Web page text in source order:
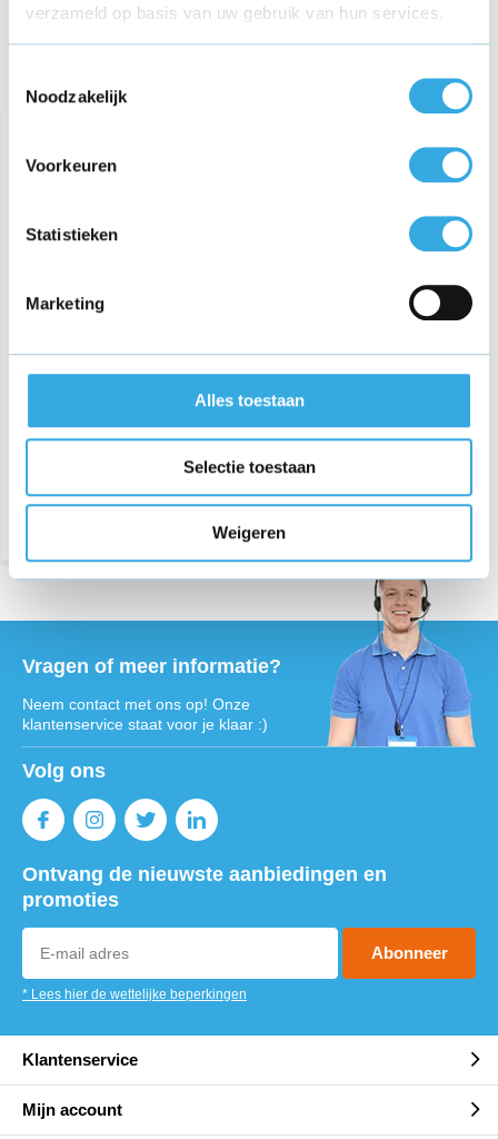
verzameld op basis van uw gebruik van hun services.
Noodzakelijk
Voorkeuren
Statistieken
Marketing
Alles toestaan
Selectie toestaan
Weigeren
Recent bekeken
Vragen of meer informatie?
Neem contact met ons op! Onze
klantenservice staat voor je klaar :)
Volg ons
Ontvang de nieuwste aanbiedingen en
promoties
Abonneer
* Lees hier de wettelijke beperkingen
Klantenservice
Mijn account